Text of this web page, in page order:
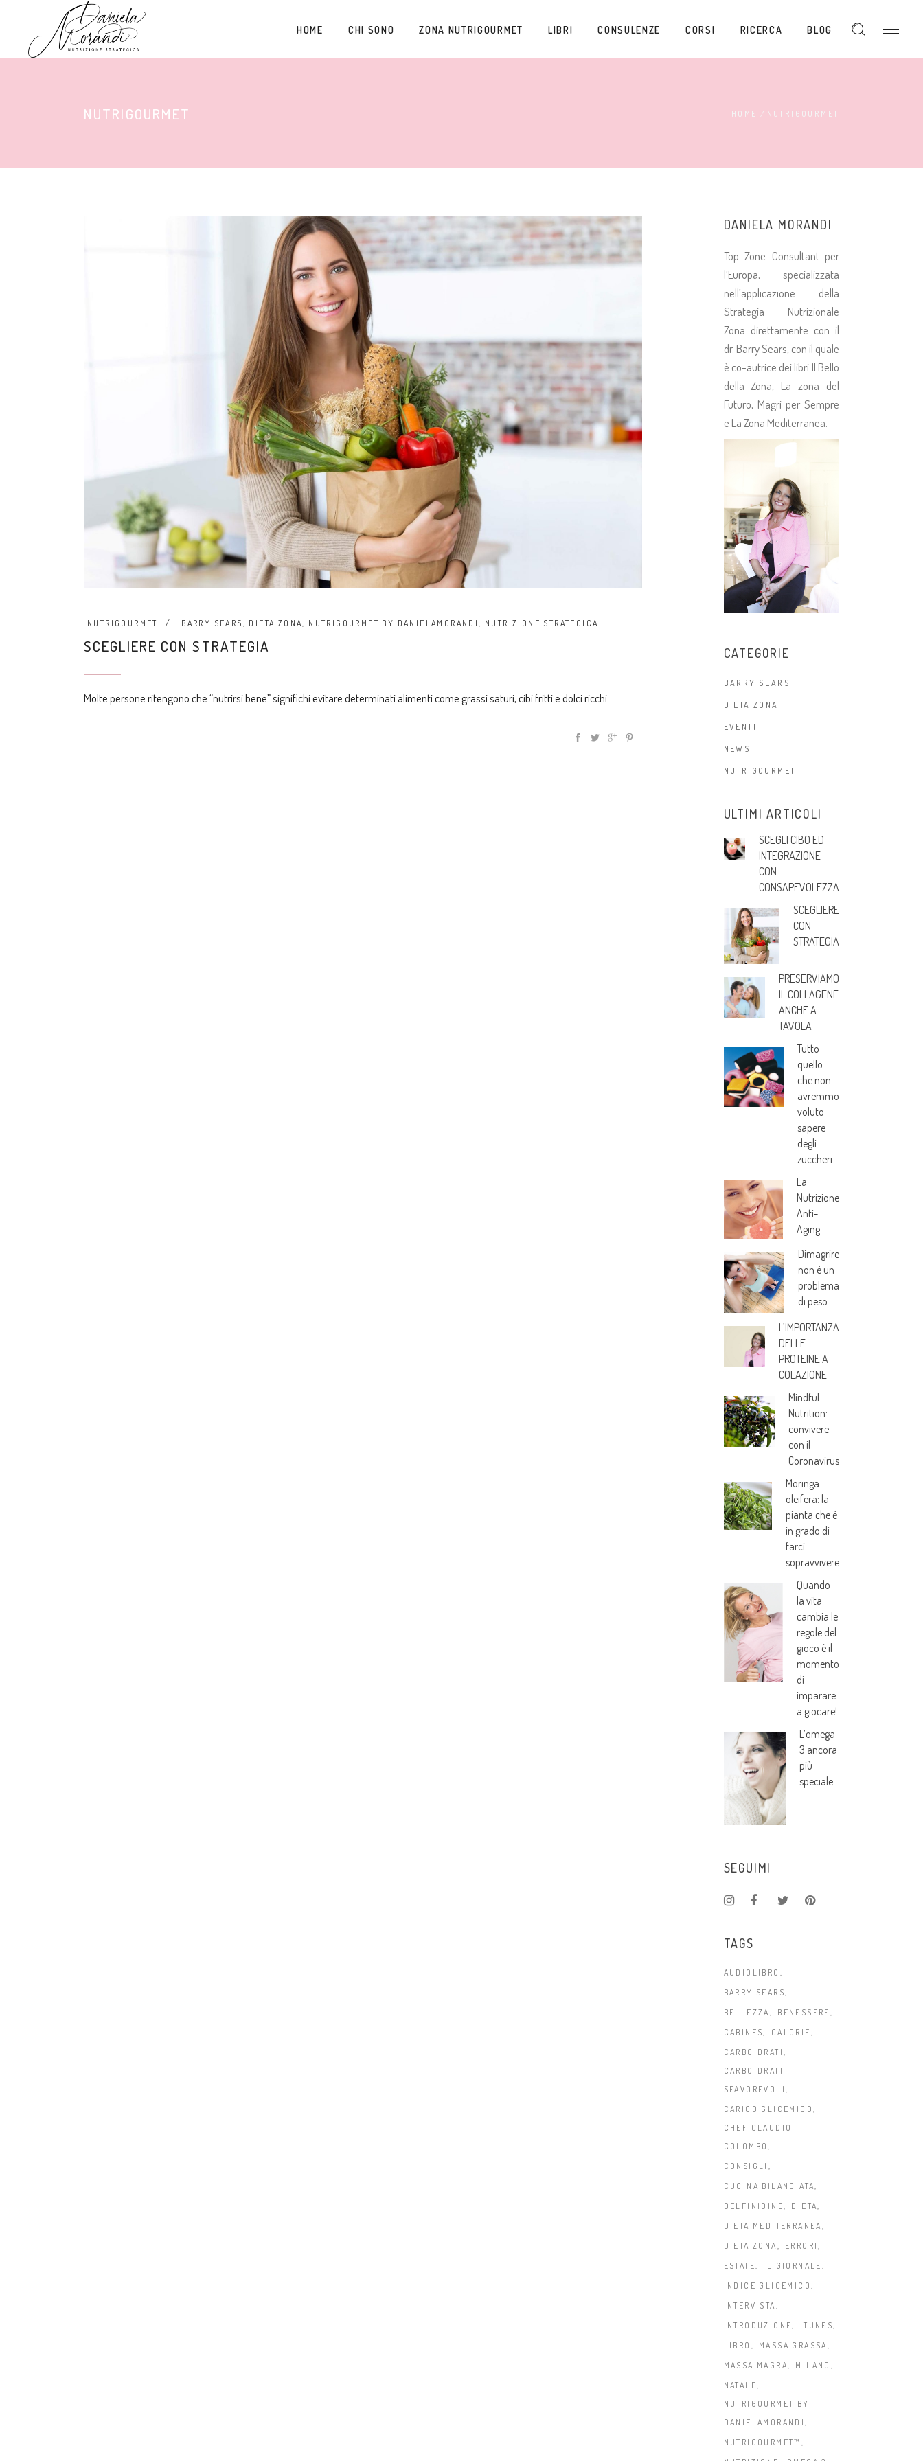
HOME CHI SONO ZONA NUTRIGOURMET LIBRI CONSULENZE CORSI RICERCA BLOG
NUTRIGOURMET HOME / NUTRIGOURMET
NUTRIGOURMET BARRY SEARS DIETA ZONA NUTRIGOURMET BY DANIELAMORANDI NUTRIZIONE STRATEGICA
SCEGLIERE CON STRATEGIA
Molte persone ritengono che “nutrirsi bene” significhi evitare determinati alimenti come grassi saturi, cibi fritti e dolci ricchi
DANIELA MORANDI
Top Zone Consultant per
l’Europa, specializzata
nell’applicazione della
Strategia Nutrizionale
Zona direttamente con il
dr. Barry Sears, con il quale
è co-autrice dei libri Il Bello
della Zona, La zona del
Futuro, Magri per Sempre
e La Zona Mediterranea.
CATEGORIE
BARRY SEARS
DIETA ZONA
EVENTI
NEWS
NUTRIGOURMET
ULTIMI ARTICOLI
SCEGLI CIBO ED
INTEGRAZIONE
CON
CONSAPEVOLEZZA
SCEGLIERE
CON
STRATEGIA
PRESERVIAMO
IL COLLAGENE
ANCHE A
TAVOLA
Tutto
quello
che non
avremmo
voluto
sapere
degli
zuccheri
La
Nutrizione
Anti-
Aging
Dimagrire
non è un
problema
di peso…
L’IMPORTANZA
DELLE
PROTEINE A
COLAZIONE
Mindful
Nutrition:
convivere
con il
Coronavirus
Moringa
oleifera: la
pianta che è
in grado di
farci
sopravvivere
Quando
la vita
cambia le
regole del
gioco è il
momento
di
imparare
a giocare!
L’omega
3 ancora
più
speciale
SEGUIMI
TAGS
AUDIOLIBRO
BARRY SEARS
BELLEZZA
BENESSERE
CABINES
CALORIE
CARBOIDRATI
CARBOIDRATI
SFAVOREVOLI
CARICO GLICEMICO
CHEF CLAUDIO
COLOMBO
CONSIGLI
CUCINA BILANCIATA
DELFINIDINE
DIETA
DIETA MEDITERRANEA
DIETA ZONA
ERRORI
ESTATE
IL GIORNALE
INDICE GLICEMICO
INTERVISTA
INTRODUZIONE
ITUNES
LIBRO
MASSA GRASSA
MASSA MAGRA
MILANO
NATALE
NUTRIGOURMET BY
DANIELAMORANDI
NUTRIGOURMET™